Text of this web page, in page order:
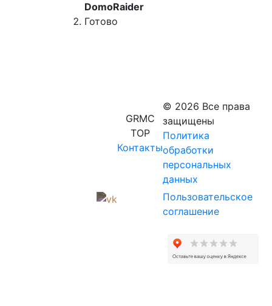
DomoRaider
Готово
GRMC
TOP
Контакты
© 2026 Все права
защищены
Политика
обработки
персональных
данных
Пользовательское
соглашение